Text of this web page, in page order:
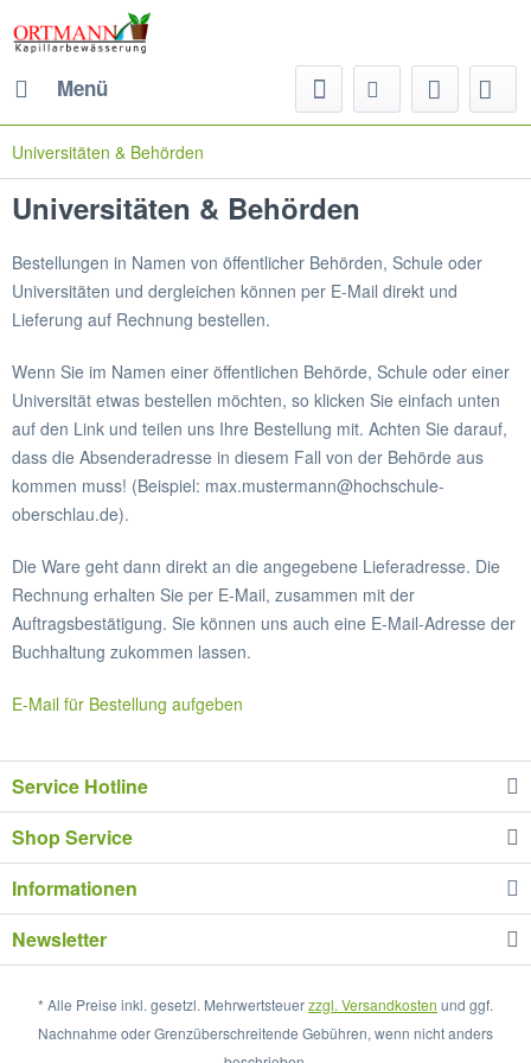
Menü
Universitäten & Behörden
Universitäten & Behörden
Bestellungen in Namen von öffentlicher Behörden, Schule oder
Universitäten und dergleichen können per E-Mail direkt und
Lieferung auf Rechnung bestellen.
Wenn Sie im Namen einer öffentlichen Behörde, Schule oder einer
Universität etwas bestellen möchten, so klicken Sie einfach unten
auf den Link und teilen uns Ihre Bestellung mit. Achten Sie darauf,
dass die Absenderadresse in diesem Fall von der Behörde aus
kommen muss! (Beispiel: max.mustermann@hochschule-
oberschlau.de).
Die Ware geht dann direkt an die angegebene Lieferadresse. Die
Rechnung erhalten Sie per E-Mail, zusammen mit der
Auftragsbestätigung. Sie können uns auch eine E-Mail-Adresse der
Buchhaltung zukommen lassen.
E-Mail für Bestellung aufgeben
Service Hotline
Shop Service
Informationen
Newsletter
* Alle Preise inkl. gesetzl. Mehrwertsteuerzzgl. Versandkosten und ggf.
Nachnahme oder Grenzüberschreitende Gebühren, wenn nicht anders